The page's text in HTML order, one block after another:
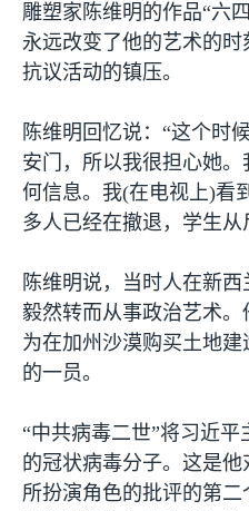
雕塑家陈维明的作品“六
永远改变了他的艺术的
抗议活动的镇压。
陈维明回忆说：“这个时
安门，所以我很担心她
何信息。我(在电视上)看
多人已经在撤退，学生从
陈维明说，当时人在新西
毅然转而从事政治艺术。
为在加州沙漠购买土地
的一员。
“中共病毒二世”将习近
的冠状病毒分子。这是
所扮演角色的批评的第